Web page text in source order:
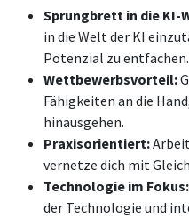
Sprungbrett in die KI-
in die Welt der KI
Potenzial zu entfachen.
Wettbewerbsvorteil:
Fähigkeiten an die
hinausgehen.
Praxisorientiert:
vernetze dich mit
Technologie im Fokus:
der Technologie und